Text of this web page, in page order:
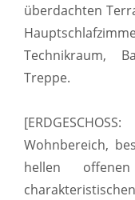
überdachten
Technikraum,
Treppe.
[ERDGESCHOSS:
Wohnbereich,
hellen